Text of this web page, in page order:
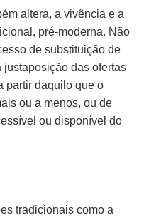
altera, a vivência e a
pré-moderna. Não
de substituição de
justaposição das ofertas
partir daquilo que o
ou a menos, ou de
ou disponível do
tradicionais como a